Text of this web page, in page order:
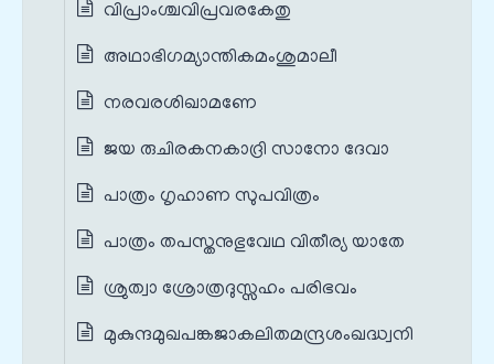
വിപ്രാംശ്ചവിപ്രവരകേതു
അഥാഭിഗമ്യാന്തികമംശുമാലീ
നരവരശിഖാമണേ
ജയ രുചിരകനകാദ്രി സാനോ ദേവാ
പാത്രം ഗൃഹാണ സുപവിത്രം
പാത്രം തപസ്തനുഭുവേഥ വിതീര്യ യാതേ
ശ്രുത്വാ ശ്രോത്രദുസ്സഹം പരിഭവം
മുകുന്ദമുഖപങ്കജാകലിതമന്ദ്രശംഖദ്ധ്വനി